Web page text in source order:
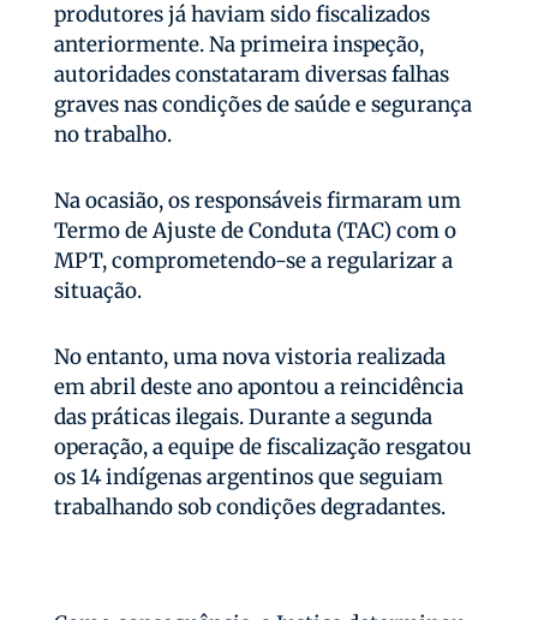
produtores já haviam sido fiscalizados
anteriormente. Na primeira inspeção,
autoridades constataram diversas falhas
graves nas condições de saúde e segurança
no trabalho.
Na ocasião, os responsáveis firmaram um
Termo de Ajuste de Conduta (TAC) com o
MPT, comprometendo-se a regularizar a
situação.
No entanto, uma nova vistoria realizada
em abril deste ano apontou a reincidência
das práticas ilegais. Durante a segunda
operação, a equipe de fiscalização resgatou
os 14 indígenas argentinos que seguiam
trabalhando sob condições degradantes.